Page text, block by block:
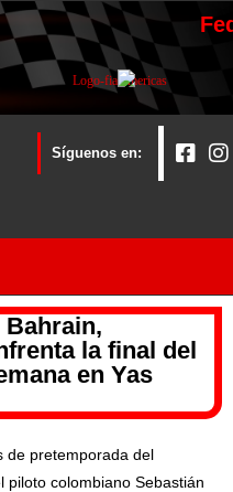
Síguenos en:
Bahrain,
la final del
en Yas
de pretemporada del
piloto colombiano Sebastián